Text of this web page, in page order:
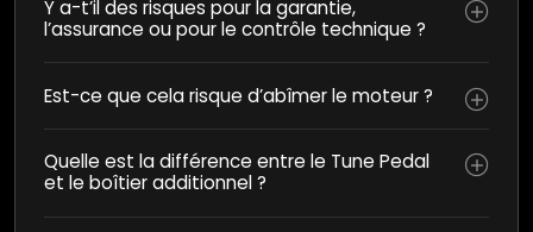
Y a-t’il des risques pour la garantie,
l’assurance ou pour le contrôle technique ?
Est-ce que cela risque d’abîmer le moteur ?
Quelle est la différence entre le Tune Pedal
et le boîtier additionnel ?